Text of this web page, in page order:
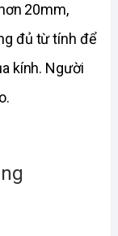
20mm,
đủ từ tính để
kính. Người